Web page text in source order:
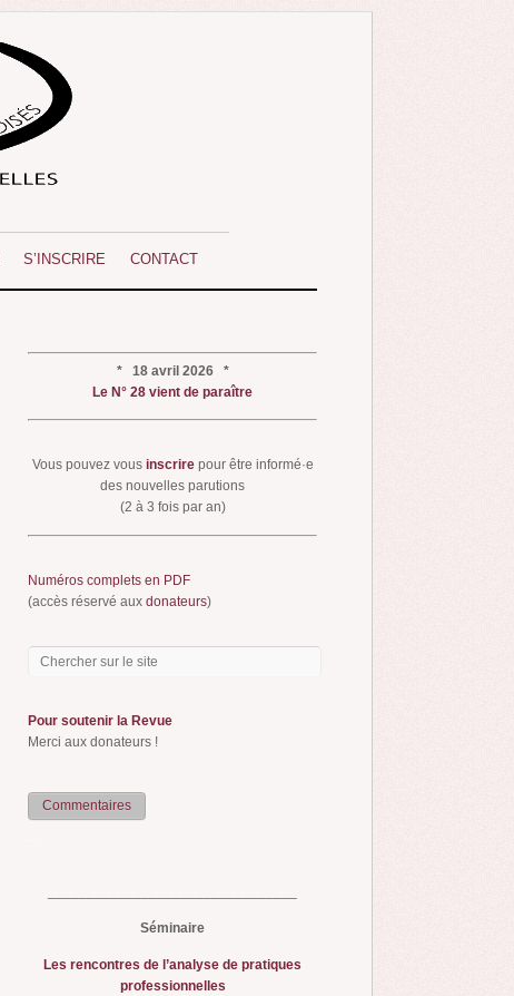
S’INSCRIRE CONTACT
* 18 avril 2026 *
Le N° 28 vient de paraître
Vous pouvez vous inscrire pour être informé·e
des nouvelles parutions
(2 à 3 fois par an)
Numéros complets en PDF
(accès réservé aux donateurs)
Pour soutenir la Revue
Merci aux donateurs !
Commentaires
Séminaire
Les rencontres de l’analyse de pratiques
professionnelles